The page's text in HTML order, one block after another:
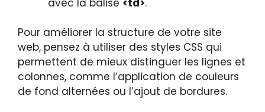
Pour améliorer la structure de votre site
web, pensez à utiliser des styles CSS qui
permettent de mieux distinguer les lignes et
colonnes, comme l’application de couleurs
de fond alternées ou l’ajout de bordures.